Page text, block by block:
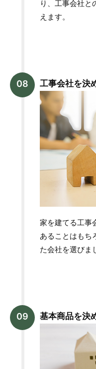
り、工事会社と
えます。
工事会社を決
家を建てる工事
あることはもち
た会社を選びま
基本商品を決